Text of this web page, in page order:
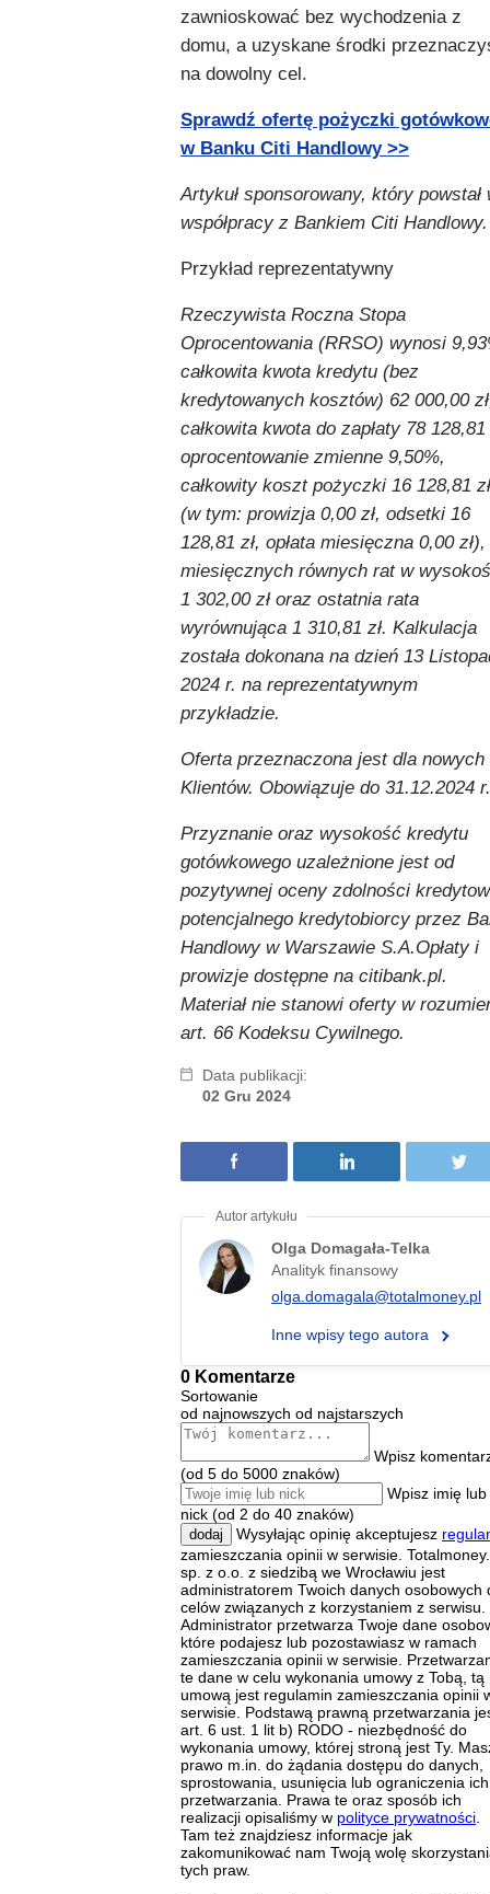
zawnioskować bez wychodzenia z
domu, a uzyskane środki
na dowolny cel.
Sprawdź ofertę pożyczki
w Banku Citi Handlowy >>
Artykuł sponsorowany, który powstał
współpracy z Bankiem Citi Handlowy.
Przykład reprezentatywny
Rzeczywista Roczna Stopa
Oprocentowania (RRSO) wynosi
całkowita kwota kredytu (bez
kredytowanych kosztów) 62 000,00
całkowita kwota do zapłaty 78 128,81
oprocentowanie zmienne 9,50%,
całkowity koszt pożyczki 16 128,81 zł
(w tym: prowizja 0,00 zł, odsetki 16
128,81 zł, opłata miesięczna 0,00
miesięcznych równych rat w
1 302,00 zł oraz ostatnia rata
wyrównująca 1 310,81 zł. Kalkulacja
została dokonana na dzień 13
2024 r. na reprezentatywnym
przykładzie.
Oferta przeznaczona jest dla nowych
Klientów. Obowiązuje do 31.12.2024 r.
Przyznanie oraz wysokość kredytu
gotówkowego uzależnione jest od
pozytywnej oceny zdolności
potencjalnego kredytobiorcy przez
Handlowy w Warszawie S.A.Opłaty i
prowizje dostępne na citibank.pl.
Materiał nie stanowi oferty w
art. 66 Kodeksu Cywilnego.
Data publikacji:
02 Gru 2024
Olga Domagała-Telka
Analityk finansowy
olga.domagala@totalmoney.pl
Inne wpisy tego autora
0 Komentarze
Sortowanie
od najnowszych od najstarszych
Wpisz
(od 5 do 5000 znaków)
Wpisz imię lub
nick (od 2 do 40 znaków)
dodaj Wysyłając opinię akceptujesz
zamieszczania opinii w serwisie.
sp. z o.o. z siedzibą we Wrocławiu jest
administratorem Twoich danych osobowych
celów związanych z korzystaniem z serwisu.
Administrator przetwarza Twoje dane
które podajesz lub pozostawiasz w ramach
zamieszczania opinii w serwisie.
te dane w celu wykonania umowy z Tobą, tą
umową jest regulamin zamieszczania opinii
serwisie. Podstawą prawną przetwarzania
art. 6 ust. 1 lit b) RODO - niezbędność do
wykonania umowy, której stroną jest Ty.
prawo m.in. do żądania dostępu do danych,
sprostowania, usunięcia lub ograniczenia ich
przetwarzania. Prawa te oraz sposób ich
realizacji opisaliśmy w polityce prywatności
Tam też znajdziesz informacje jak
zakomunikować nam Twoją wolę
tych praw.